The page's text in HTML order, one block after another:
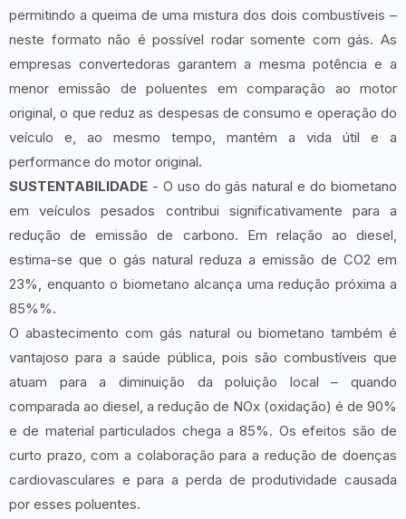
permitindo a queima de uma mistura dos dois combustíveis –
neste formato não é possível rodar somente com gás. As
empresas convertedoras garantem a mesma potência e a
menor emissão de poluentes em comparação ao motor
original, o que reduz as despesas de consumo e operação do
veículo e, ao mesmo tempo, mantém a vida útil e a
performance do motor original.
SUSTENTABILIDADE - O uso do gás natural e do biometano
em veículos pesados contribui significativamente para a
redução de emissão de carbono. Em relação ao diesel,
estima-se que o gás natural reduza a emissão de CO2 em
23%, enquanto o biometano alcança uma redução próxima a
85%%.
O abastecimento com gás natural ou biometano também é
vantajoso para a saúde pública, pois são combustíveis que
atuam para a diminuição da poluição local – quando
comparada ao diesel, a redução de NOx (oxidação) é de 90%
e de material particulados chega a 85%. Os efeitos são de
curto prazo, com a colaboração para a redução de doenças
cardiovasculares e para a perda de produtividade causada
por esses poluentes.